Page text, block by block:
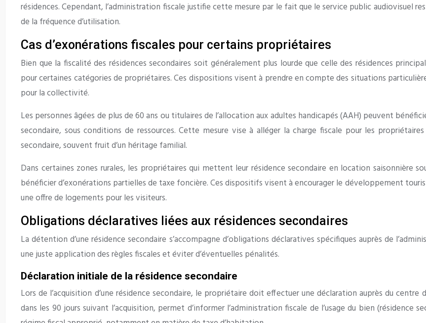
résidences. Cependant, l’administration fiscale justifie cette mesure par le fait que le service public audiovisuel
de la fréquence d’utilisation.
Cas d’exonérations fiscales pour certains propriétaires
Bien que la fiscalité des résidences secondaires soit généralement plus lourde que celle des résidences
pour certaines catégories de propriétaires. Ces dispositions visent à prendre en compte des situations
pour la collectivité.
Les personnes âgées de plus de 60 ans ou titulaires de l’allocation aux adultes handicapés (AAH) peuvent
secondaire, sous conditions de ressources. Cette mesure vise à alléger la charge fiscale pour les
secondaire, souvent fruit d’un héritage familial.
Dans certaines zones rurales, les propriétaires qui mettent leur résidence secondaire en location saisonnière
bénéficier d’exonérations partielles de taxe foncière. Ces dispositifs visent à encourager le développement
une offre de logements pour les visiteurs.
Obligations déclaratives liées aux résidences secondaires
La détention d’une résidence secondaire s’accompagne d’obligations déclaratives spécifiques auprès de
une juste application des règles fiscales et éviter d’éventuelles pénalités.
Déclaration initiale de la résidence secondaire
Lors de l’acquisition d’une résidence secondaire, le propriétaire doit effectuer une déclaration auprès du
dans les 90 jours suivant l’acquisition, permet d’informer l’administration fiscale de l’usage du bien (résidence